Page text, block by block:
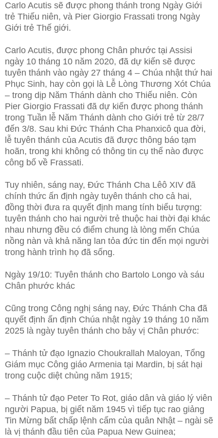
Carlo Acutis sẽ được phong thánh trong Ngày Giới
trẻ Thiếu niên, và Pier Giorgio Frassati trong Ngày
Giới trẻ Thế giới.
Carlo Acutis, được phong Chân phước tại Assisi
ngày 10 tháng 10 năm 2020, đã dự kiến sẽ được
tuyên thánh vào ngày 27 tháng 4 – Chúa nhật thứ hai
Phục Sinh, hay còn gọi là Lễ Lòng Thương Xót Chúa
– trong dịp Năm Thánh dành cho Thiếu niên. Còn
Pier Giorgio Frassati đã dự kiến được phong thánh
trong Tuần lễ Năm Thánh dành cho Giới trẻ từ 28/7
đến 3/8. Sau khi Đức Thánh Cha Phanxicô qua đời,
lễ tuyên thánh của Acutis đã được thông báo tạm
hoãn, trong khi không có thông tin cụ thể nào được
công bố về Frassati.
Tuy nhiên, sáng nay, Đức Thánh Cha Lêô XIV đã
chính thức ấn định ngày tuyên thánh cho cả hai,
đồng thời đưa ra quyết định mang tính biểu tượng:
tuyên thánh cho hai người trẻ thuộc hai thời đại khác
nhau nhưng đều có điểm chung là lòng mến Chúa
nồng nàn và khả năng lan tỏa đức tin đến mọi người
trong hành trình họ đã sống.
Ngày 19/10: Tuyên thánh cho Bartolo Longo và sáu
Chân phước khác
Cũng trong Công nghị sáng nay, Đức Thánh Cha đã
quyết định ấn định Chúa nhật ngày 19 tháng 10 năm
2025 là ngày tuyên thánh cho bảy vị Chân phước:
– Thánh tử đạo Ignazio Choukrallah Maloyan, Tổng
Giám mục Công giáo Armenia tại Mardin, bị sát hại
trong cuộc diệt chủng năm 1915;
– Thánh tử đạo Peter To Rot, giáo dân và giáo lý viên
người Papua, bị giết năm 1945 vì tiếp tục rao giảng
Tin Mừng bất chấp lệnh cấm của quân Nhật – ngài sẽ
là vị thánh đầu tiên của Papua New Guinea;